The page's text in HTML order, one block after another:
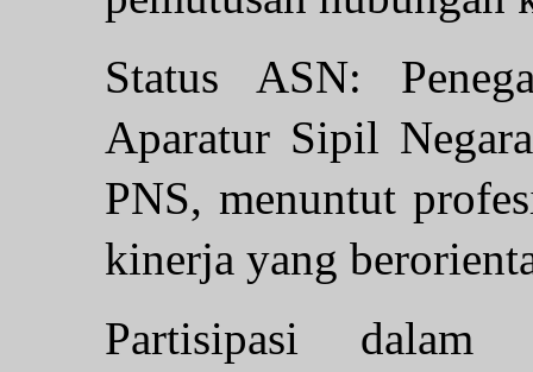
Status ASN:
Aparatur Sipil
PNS, menuntut
kinerja yang
Partisipasi dalam